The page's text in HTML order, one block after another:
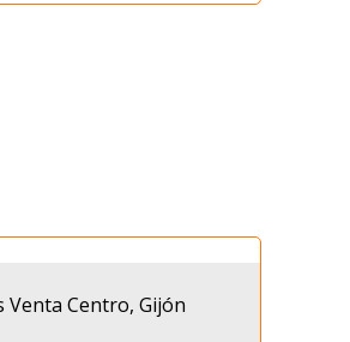
Venta Centro, Gijón